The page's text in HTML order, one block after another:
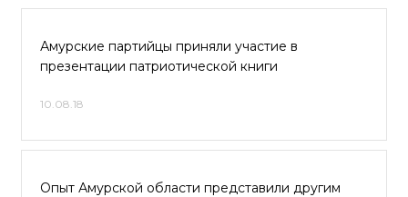
Амурские партийцы приняли участие в
презентации патриотической книги
10.08.18
Опыт Амурской области представили другим